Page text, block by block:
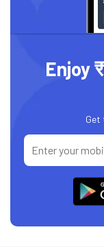
Enjoy
Get